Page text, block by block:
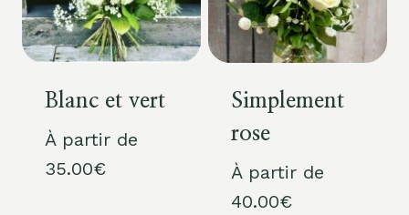
Blanc et vert
À partir de
35.00€
Simplement
rose
À partir de
40.00€